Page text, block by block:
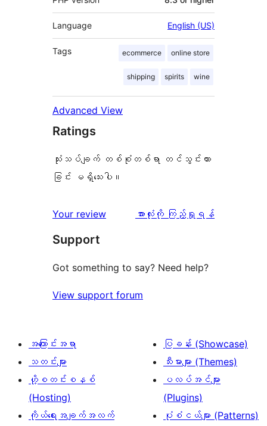
Language English (US)
Tags ecommerce online store
shipping spirits wine
Advanced View
Ratings
သုံးသပ်ချက် တစ်စုံတစ်ရာ တင်သွင်းထား
ခြင်း မရှိသေးပါ။
Your review
သုံးသပ်
အားလုံးကို ကြည့်ရှုရန်
Support
Got something to say? Need help?
View support forum
အကြောင်းအရာ
သတင်းများ
ဟို့စတင်းစနစ်
(Hosting)
ကိုယ်ရေးအချက်အလက်
ပြခန်း (Showcase)
သီးမားများ (Themes)
ပလပ်အင်များ
(Plugins)
ပုံစံငယ်များ (Patterns)